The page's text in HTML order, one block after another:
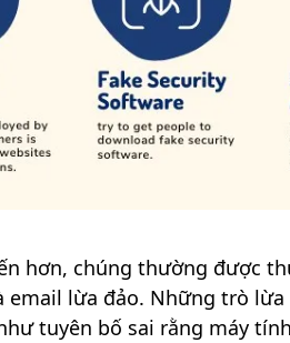
hơn, chúng thường được
lừa đảo. Những trò lừa
tuyên bố sai rằng máy